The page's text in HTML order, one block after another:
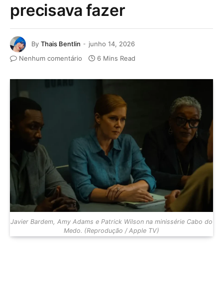
precisava fazer
By Thais Bentlin
junho 14, 2026
Nenhum comentário
6 Mins Read
Javier Bardem, Amy Adams e Patrick Wilson na minissérie Cabo do
Medo. (Reprodução / Apple TV)